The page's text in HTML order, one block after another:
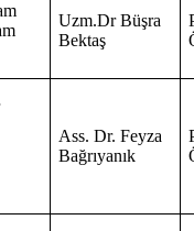
Uzm.Dr Büşra
Bektaş
Ass. Dr. Feyza
Bağrıyanık